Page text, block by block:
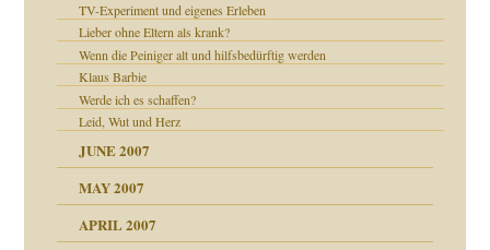
TV-Experiment und eigenes Erleben
Lieber ohne Eltern als krank?
Wenn die Peiniger alt und hilfsbedürftig werden
Klaus Barbie
Werde ich es schaffen?
Leid, Wut und Herz
JUNE 2007
MAY 2007
APRIL 2007